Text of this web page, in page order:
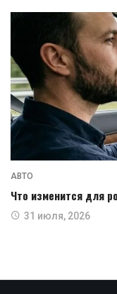
АВТО
Что изменится для
31 июля, 2026